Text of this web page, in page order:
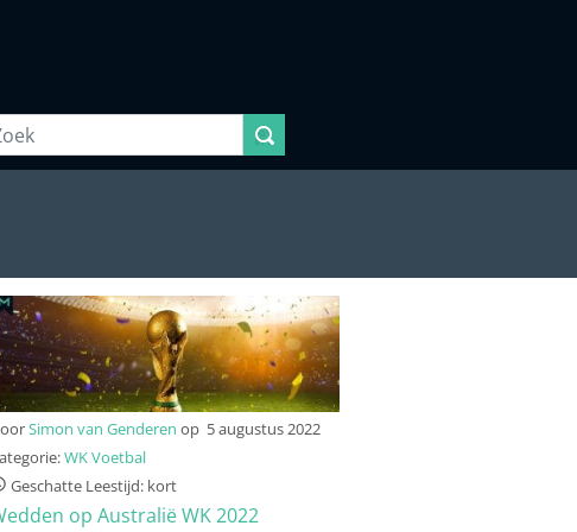
Simon van Genderen op 5 augustus 2022
WK Voetbal
Geschatte Leestijd: kort
op Australië WK 2022